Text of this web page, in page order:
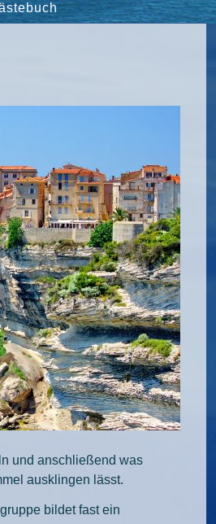
und anschließend was
ausklingen lässt.
bildet fast ein